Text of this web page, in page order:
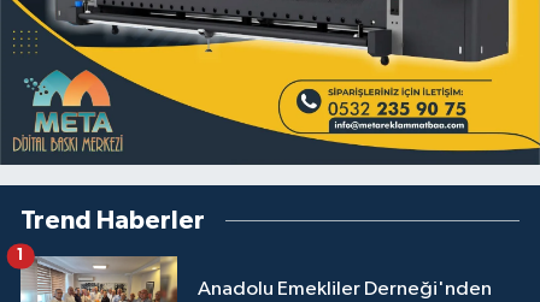
Trend Haberler
Anadolu Emekliler Derneği'nden
1